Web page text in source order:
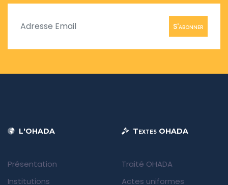
S'abonner
L'OHADA
Présentation
Institutions
Textes OHADA
Traité OHADA
Actes uniformes